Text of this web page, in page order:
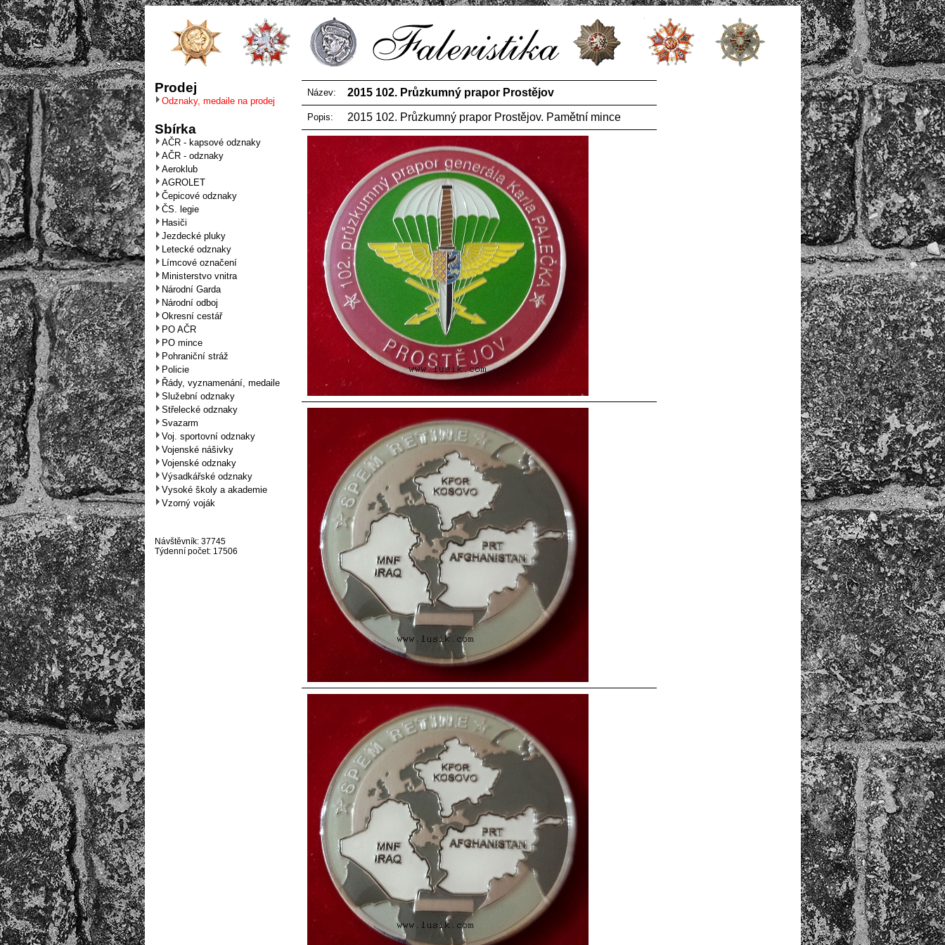
Prodej
Odznaky, medaile na prodej
Sbírka
AČR - kapsové odznaky
AČR - odznaky
Aeroklub
AGROLET
Čepicové odznaky
ČS. legie
Hasiči
Jezdecké pluky
Letecké odznaky
Límcové označení
Ministerstvo vnitra
Národní Garda
Národní odboj
Okresní cestář
PO AČR
PO mince
Pohraniční stráž
Policie
Řády, vyznamenání, medaile
Služební odznaky
Střelecké odznaky
Svazarm
Voj. sportovní odznaky
Vojenské nášivky
Vojenské odznaky
Výsadkářské odznaky
Vysoké školy a akademie
Vzorný voják
Návštěvník: 37745
Týdenní počet: 17506
Název: 2015 102. Průzkumný prapor Prostějov
Popis: 2015 102. Průzkumný prapor Prostějov. Pamětní mince